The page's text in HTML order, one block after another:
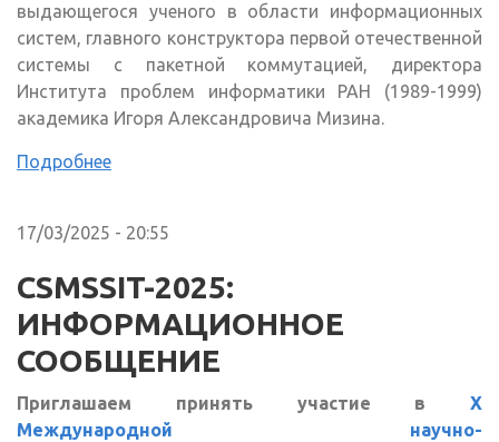
выдающегося ученого в области информационных
систем, главного конструктора первой отечественной
системы с пакетной коммутацией, директора
Института проблем информатики РАН (1989-1999)
академика Игоря Александровича Мизина.
Подробнее
17/03/2025 - 20:55
CSMSSIT-2025:
ИНФОРМАЦИОННОЕ
СООБЩЕНИЕ
Приглашаем принять участие в X
Международной научно-